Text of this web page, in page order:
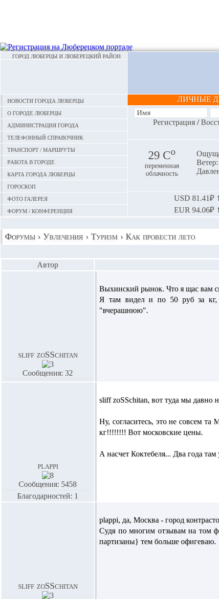
ГОРОД ЛЮБЕРЦЫ И ЛЮБЕРЕЦКИЙ РАЙОН
Новости города Люберцы
О городе Люберцы
Администрация города
Телефонный справочник
Транспорт / маршруты
Работа в городе
Карта города Люберцы
Гороскоп
Фото галерея
Форум / конференция
ЛИЧНЫЕ
Регистрация/
29 Сo
переменная
облачность
USD 81.41₽
EUR 94.06₽
Форумы › Увлечения › Туризм › Как провести лето
Автор
sliff zoSSchitan
Сообщения: 32
Выхинский рынок. Что я щас вам
Я там видел и по 50 руб за кг,
"вчерашнюю".
plappi
Сообщения: 5458
Благодарностей: 1
sliff zoSSchitan, вот туда мы давно
Ну, согласитесь, это не совсем
кг!!!!!!!! Вот московские цены.
А насчет Коктебеля... Два года
sliff zoSSchitan
plappi, да, Москва - город
Судя по многим отзывам на том
партизаны} тем больше офигеваю.